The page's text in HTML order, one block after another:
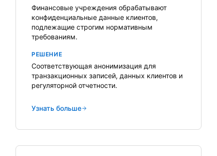
Финансовые учреждения обрабатывают
конфиденциальные данные клиентов,
подлежащие строгим нормативным
требованиям.
РЕШЕНИЕ
Соответствующая анонимизация для
транзакционных записей, данных клиентов и
регуляторной отчетности.
Узнать больше